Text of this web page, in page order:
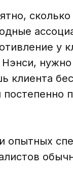
у
нужно
клиента
постепенно
опытных